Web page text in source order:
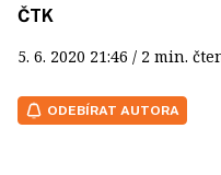
ČTK
5. 6. 2020 21:46 / 2 min.
ODEBÍRAT AUTORA